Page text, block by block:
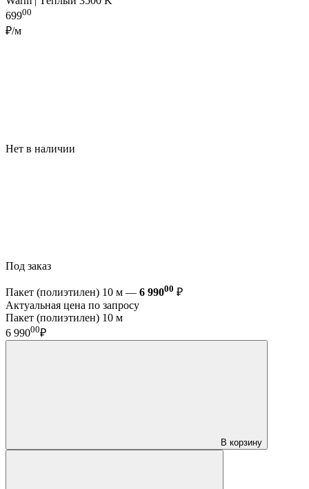
69900
₽/м
Нет в наличии
Под заказ
Пакет (полиэтилен) 10 м — 6 99000 ₽
Актуальная цена по запросу
Пакет (полиэтилен) 10 м
6 99000₽
В корзину